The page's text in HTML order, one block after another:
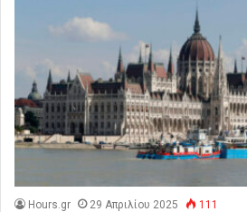
Hours.gr 29 Απριλίου 2025 111